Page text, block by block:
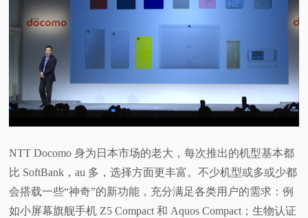
NTT Docomo 身为日本市场的老大，每次推出的机型基本都
比 SoftBank，au 多，选择方面更丰富。不少机型或多或少都
会搭载一些“神奇”的新功能，充分满足各类用户的需求：例
如小屏幕旗舰手机 Z5 Compact 和 Aquos Compact；生物认证